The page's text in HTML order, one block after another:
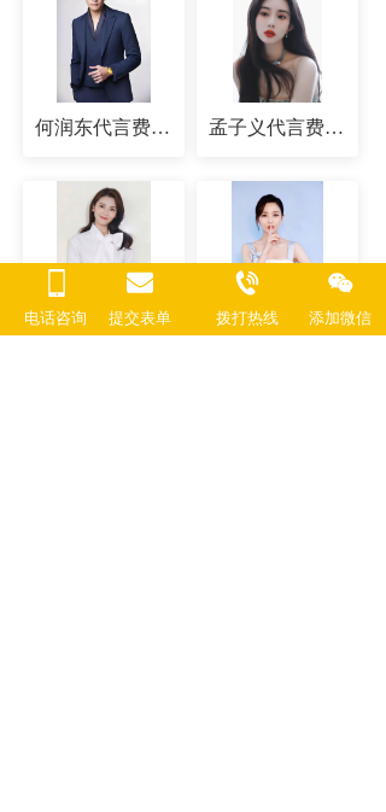
何润东代言费-出场费-翻包授权价格 孟子义代言费-出场费-翻包授权价格
刘涛代言费-出场费-翻包授权价格 佟丽娅代言费-出场费-翻包授权价格
拨打热线
电话咨询 提交表单 添加微信